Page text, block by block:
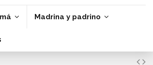
Madrina y padrino